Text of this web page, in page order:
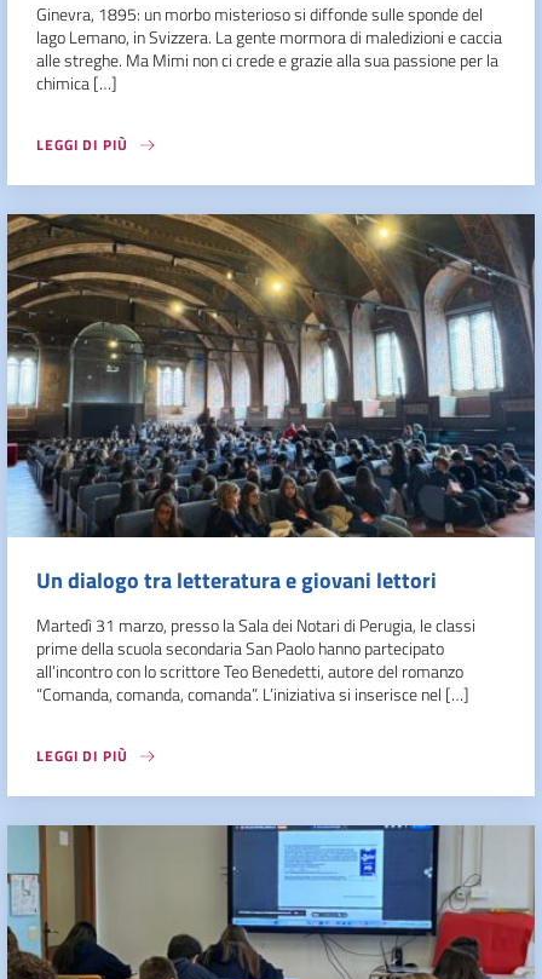
Ginevra, 1895: un morbo misterioso si diffonde sulle sponde del
lago Lemano, in Svizzera. La gente mormora di maledizioni e caccia
alle streghe. Ma Mimi non ci crede e grazie alla sua passione per la
chimica […]
LEGGI DI PIÙ
Un dialogo tra letteratura e giovani lettori
Martedì 31 marzo, presso la Sala dei Notari di Perugia, le classi
prime della scuola secondaria San Paolo hanno partecipato
all’incontro con lo scrittore Teo Benedetti, autore del romanzo
“Comanda, comanda, comanda”. L’iniziativa si inserisce nel […]
LEGGI DI PIÙ